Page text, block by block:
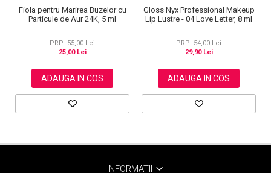
Fiola pentru Marirea Buzelor cu
Particule de Aur 24K, 5 ml
PRP: 55,00 Lei
25,00 Lei
ADAUGA IN COS
Gloss Nyx Professional Makeup
Lip Lustre - 04 Love Letter, 8 ml
PRP: 54,00 Lei
29,90 Lei
ADAUGA IN COS
INFORMATII